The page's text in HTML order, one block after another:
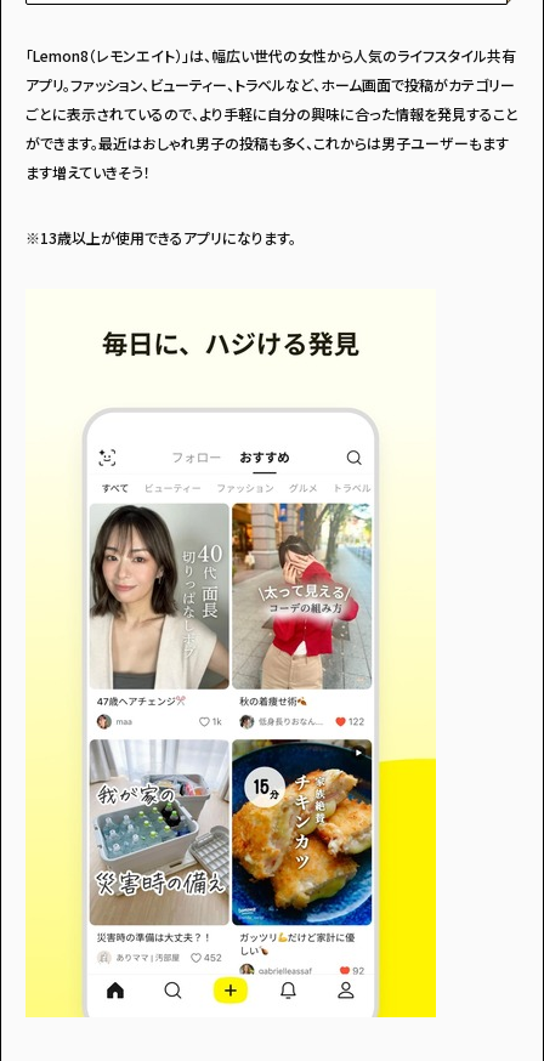
「Lemon8（レモンエイト）」は、幅広い世代の女性から人気のライフスタイル共有
アプリ。ファッション、ビューティー、トラベルなど、ホーム画面で投稿がカテゴリー
ごとに表示されているので、より手軽に自分の興味に合った情報を発見すること
ができます。最近はおしゃれ男子の投稿も多く、これからは男子ユーザーもます
ます増えていきそう！
※13歳以上が使用できるアプリになります。